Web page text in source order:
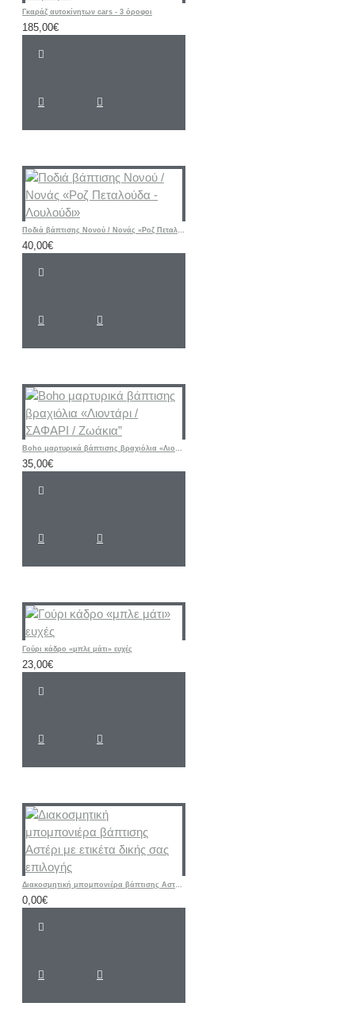
Γκαράζ αυτοκίνητων cars - 3 όροφοι
185,00€
Ποδιά βάπτισης Νονού / Νονάς «Ροζ Πεταλούδα - Λουλούδι»
40,00€
Boho μαρτυρικά βάπτισης βραχιόλια «Λιοντάρι / ΣΑΦΑΡΙ / Ζωάκια”
35,00€
Γούρι κάδρο «μπλε μάτι» ευχές
23,00€
Διακοσμητική μπομπονιέρα βάπτισης Αστέρι με ετικέτα δικής σας επιλογής
0,00€